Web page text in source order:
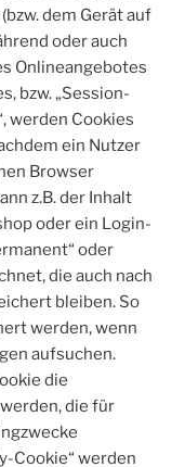
dem Gerät auf
oder auch
Onlineangebotes
bzw. „Session-
werden Cookies
ein Nutzer
Browser
z.B. der Inhalt
oder ein Login-
oder
die auch nach
bleiben. So
werden, wenn
aufsuchen.
die
die für
Cookie“ werden